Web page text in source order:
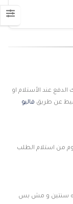
عند الأستلام او
عن طريق فاليو
سنتين و مش بس